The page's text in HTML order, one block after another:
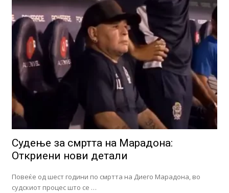
Судење за смртта на Марадона:
Откриени нови детали
Повеќе од шест години по смртта на Диего Марадона, во
судскиот процес што се …